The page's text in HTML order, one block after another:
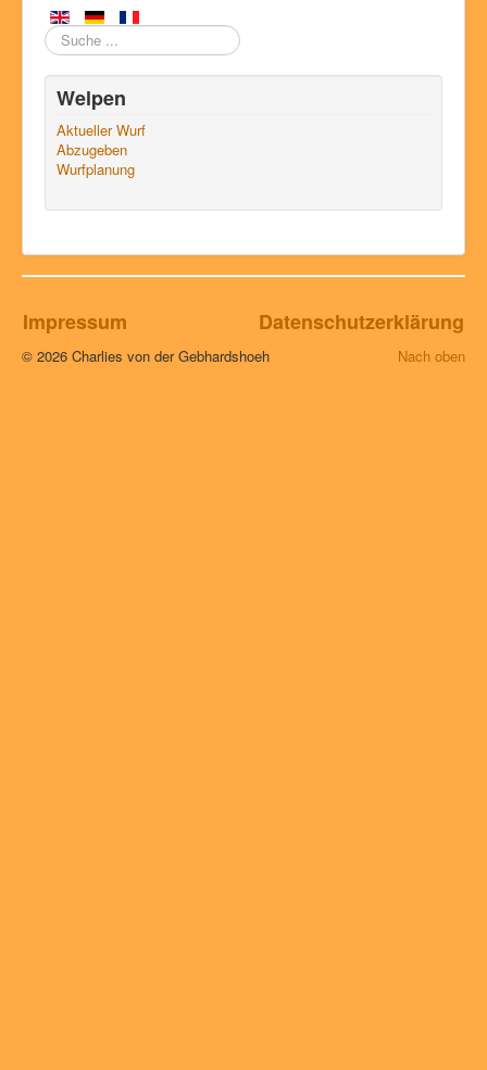
Suchen
Welpen
Aktueller Wurf
Abzugeben
Wurfplanung
Impressum Datenschutzerklärung
Nach oben
© 2026 Charlies von der Gebhardshoeh